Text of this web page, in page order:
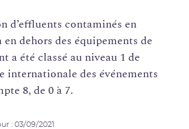
d’effluents contaminés en
dehors des équipements de
a été classé au niveau 1 de
internationale des événements
8, de 0 à 7.
: 03/09/2021